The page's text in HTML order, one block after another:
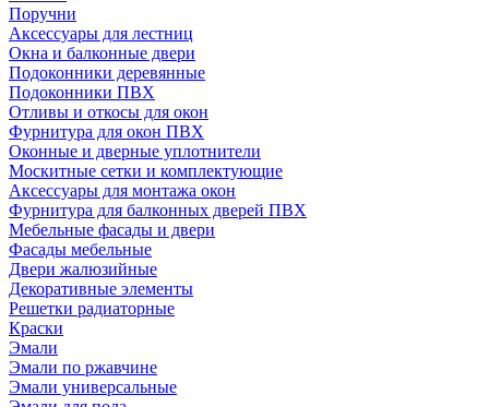
Поручни
Аксессуары для лестниц
Окна и балконные двери
Подоконники деревянные
Подоконники ПВХ
Отливы и откосы для окон
Фурнитура для окон ПВХ
Оконные и дверные уплотнители
Москитные сетки и комплектующие
Аксессуары для монтажа окон
Фурнитура для балконных дверей ПВХ
Мебельные фасады и двери
Фасады мебельные
Двери жалюзийные
Декоративные элементы
Решетки радиаторные
Краски
Эмали
Эмали по ржавчине
Эмали универсальные